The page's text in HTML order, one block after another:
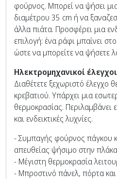
φούρνος. Μπορεί να ψήσει
διαμέτρου 35 cm ή να
άλλα πιάτα. Προσφέρει μια
επιλογή: ένα ράφι μπαίνει
ώστε να μπορείτε να ψήσετε
Ηλεκτρομηχανικοί έλεγχοι
Διαθέτετε ξεχωριστό έλεγχο
κρεβατιού. Υπάρχει μια
θερμοκρασίας. Περιλαμβάνει
και ενδεικτικές λυχνίες.
- Συμπαγής φούρνος πάγκου
απευθείας ψήσιμο στην
- Μέγιστη θερμοκρασία
- Μπροστινό πάνελ, πόρτα